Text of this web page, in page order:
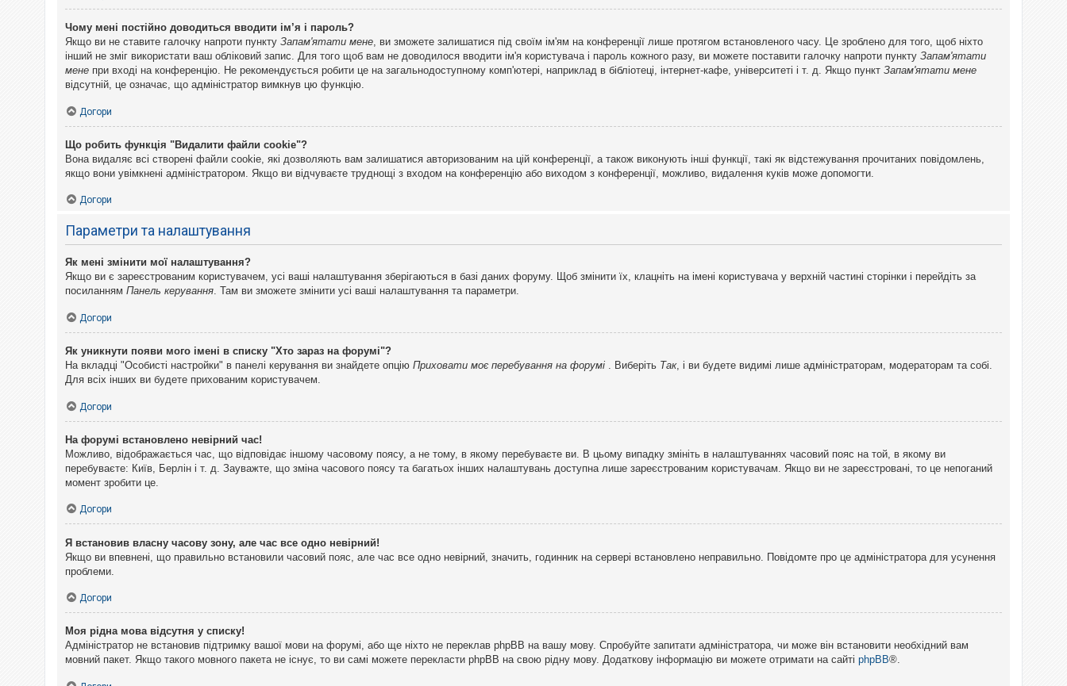
Чому мені постійно доводиться вводити ім’я і пароль?
Якщо ви не ставите галочку напроти пункту Запам'ятати мене, ви зможете залишатися під своїм ім'ям на конференції лише протягом встановленого часу. Це зроблено для того, щоб ніхто
інший не зміг використати ваш обліковий запис. Для того щоб вам не доводилося вводити ім'я користувача і пароль кожного разу, ви можете поставити галочку напроти пункту Запам'ятати
мене при вході на конференцію. Не рекомендується робити це на загальнодоступному комп'ютері, наприклад в бібліотеці, інтернет-кафе, університеті і т. д. Якщо пункт Запам'ятати мене
відсутній, це означає, що адміністратор вимкнув цю функцію.
Догори
Що робить функція "Видалити файли cookie"?
Вона видаляє всі створені файли cookie, які дозволяють вам залишатися авторизованим на цій конференції, а також виконують інші функції, такі як відстежування прочитаних повідомлень,
якщо вони увімкнені адміністратором. Якщо ви відчуваєте труднощі з входом на конференцію або виходом з конференції, можливо, видалення куків може допомогти.
Догори
Параметри та налаштування
Як мені змінити мої налаштування?
Якщо ви є зареєстрованим користувачем, усі ваші налаштування зберігаються в базі даних форуму. Щоб змінити їх, клацніть на імені користувача у верхній частині сторінки і перейдіть за
посиланням Панель керування. Там ви зможете змінити усі ваші налаштування та параметри.
Догори
Як уникнути появи мого імені в списку "Хто зараз на форумі"?
На вкладці "Особисті настройки" в панелі керування ви знайдете опцію Приховати моє перебування на форумі . Виберіть Так, і ви будете видимі лише адміністраторам, модераторам та собі.
Для всіх інших ви будете прихованим користувачем.
Догори
На форумі встановлено невірний час!
Можливо, відображається час, що відповідає іншому часовому поясу, а не тому, в якому перебуваєте ви. В цьому випадку змініть в налаштуваннях часовий пояс на той, в якому ви
перебуваєте: Київ, Берлін і т. д. Зауважте, що зміна часового поясу та багатьох інших налаштувань доступна лише зареєстрованим користувачам. Якщо ви не зареєстровані, то це непоганий
момент зробити це.
Догори
Я встановив власну часову зону, але час все одно невірний!
Якщо ви впевнені, що правильно встановили часовий пояс, але час все одно невірний, значить, годинник на сервері встановлено неправильно. Повідомте про це адміністратора для усунення
проблеми.
Догори
Моя рідна мова відсутня у списку!
Адміністратор не встановив підтримку вашої мови на форумі, або ще ніхто не переклав phpBB на вашу мову. Спробуйте запитати адміністратора, чи може він встановити необхідний вам
мовний пакет. Якщо такого мовного пакета не існує, то ви самі можете перекласти phpBB на свою рідну мову. Додаткову інформацію ви можете отримати на сайті phpBB®.